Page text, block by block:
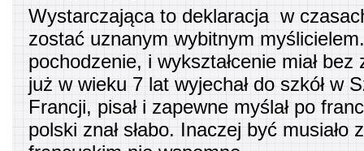
Wystarczająca to deklaracja w
zostać uznanym wybitnym
pochodzenie, i wykształcenie miał
już w wieku 7 lat wyjechał do szkół w
Francji, pisał i zapewne myślał po
polski znał słabo. Inaczej być musiało